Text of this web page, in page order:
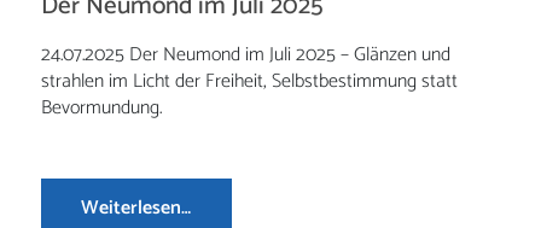
24.07.2025 Der Neumond im Juli 2025 – Glänzen und
strahlen im Licht der Freiheit, Selbstbestimmung statt
Bevormundung.
Weiterlesen…